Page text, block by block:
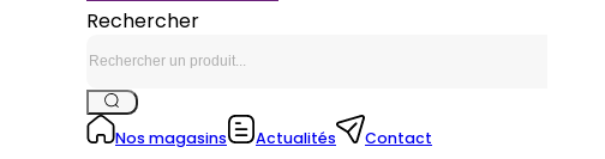
Rechercher
Nos magasins Actualités Contact